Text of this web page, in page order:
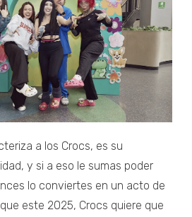
a los Crocs, es su
y si a eso le sumas poder
lo conviertes en un acto de
este 2025, Crocs quiere que